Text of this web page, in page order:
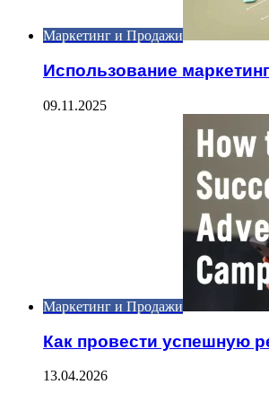
Маркетинг и Продажи
Использование
09.11.2025
Маркетинг и Продажи
Как провести успешную
13.04.2026